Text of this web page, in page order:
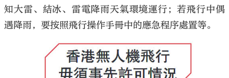
知大雷、結冰、雷電降雨天氣環境運行；若飛行中偶
遇降雨，要按照飛行操作手冊中的應急程序處置等。